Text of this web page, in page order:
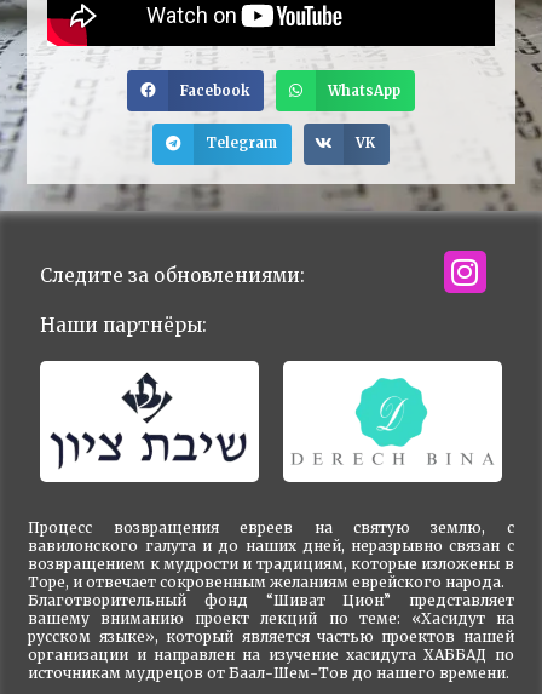
Facebook WhatsApp
Telegram VK
Процесс возвращения евреев на святую землю, с
вавилонского галута и до наших дней, неразрывно связан с
возвращением к мудрости и традициям, которые изложены в
Торе, и отвечает сокровенным желаниям еврейского народа.
Благотворительный фонд “Шиват Цион” представляет
вашему вниманию проект лекций по теме: «Хасидут на
русском языке», который является частью проектов нашей
организации и направлен на изучение хасидута ХАББАД по
источникам мудрецов от Баал-Шем-Тов до нашего времени.
Следите за обновлениями:
Наши партнёры: